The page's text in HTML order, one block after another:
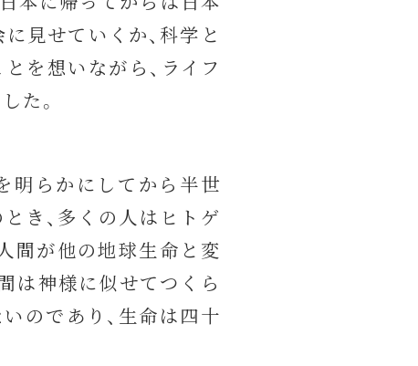
見せていくか、科学と
を想いながら、ライフ
た。
明らかにしてから半世
き、多くの人はヒトゲ
間が他の地球生命と変
は神様に似せてつくら
のであり、生命は四十